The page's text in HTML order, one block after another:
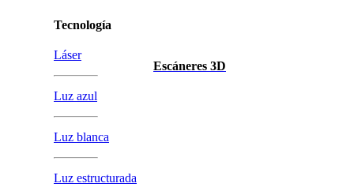
Tecnología
Láser
Luz azul
Luz blanca
Luz estructurada
Escáneres 3D